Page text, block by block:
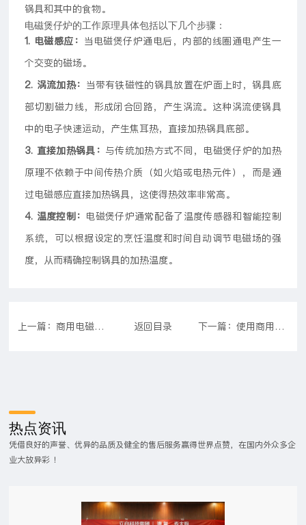
锅具和其中的食物。
电磁煲仔炉的工作原理具体包括以下几个步骤：
1. 电磁感应： 当电磁煲仔炉通电后，内部的线圈通电产生一
个交变的磁场。
2. 涡流加热： 当带有铁磁性的锅具放置在炉面上时，锅具底
部切割磁力线，形成闭合回路，产生涡流。这种涡流使锅具
中的电子快速运动，产生焦耳热，直接加热锅具底部。
3. 直接加热锅具： 与传统加热方式不同，电磁煲仔炉的加热
原理不依赖于中间传热介质（如火焰或电热元件），而是通
过电磁感应直接加热锅具，这使得热效率非常高。
4. 温度控制： 电磁煲仔炉通常配备了温度传感器和智能控制
系统，可以根据设定的烹饪温度和时间自动调节电磁场的强
度，从而精确控制锅具的加热温度。
上一篇：商用电磁汤炉的优点是什么 为什么要选商用电磁炉 返回目录 下一篇：使用商用铁板烧设备注意事项及工作原理
热点资讯
凭借良好的声誉、优异的品质及健全的售后服务赢得世界点赞，在国内外众多企
业大放异彩 ！